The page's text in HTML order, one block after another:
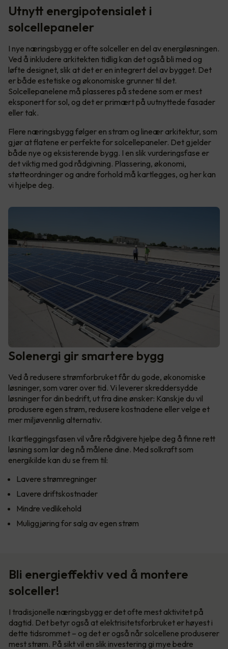
Utnytt energipotensialet i
solcellepaneler
I nye næringsbygg er ofte solceller en del av energiløsningen.
Ved å inkludere arkitekten tidlig kan det også bli med og
løfte designet, slik at det er en integrert del av bygget. Det
er både estetiske og økonomiske grunner til det.
Solcellepanelene må plasseres på stedene som er mest
eksponert for sol, og det er primært på uutnyttede fasader
eller tak.
Flere næringsbygg følger en stram og lineær arkitektur, som
gjør at flatene er perfekte for solcellepaneler. Det gjelder
både nye og eksisterende bygg. I en slik vurderingsfase er
det viktig med god rådgivning. Plassering, økonomi,
støtteordninger og andre forhold må kartlegges, og her kan
vi hjelpe deg.
Solenergi gir smartere bygg
Ved å redusere strømforbruket får du gode, økonomiske
løsninger, som varer over tid. Vi leverer skreddersydde
løsninger for din bedrift, ut fra dine ønsker: Kanskje du vil
produsere egen strøm, redusere kostnadene eller velge et
mer miljøvennlig alternativ.
I kartleggingsfasen vil våre rådgivere hjelpe deg å finne rett
løsning som lar deg nå målene dine. Med solkraft som
energikilde kan du se frem til:
Lavere strømregninger
Lavere driftskostnader
Mindre vedlikehold
Muliggjøring for salg av egen strøm
Bli energieffektiv ved å montere
solceller!
I tradisjonelle næringsbygg er det ofte mest aktivitet på
dagtid. Det betyr også at elektrisitetsforbruket er høyest i
dette tidsrommet – og det er også når solcellene produserer
mest strøm. På sikt vil en slik investering gi mye bedre